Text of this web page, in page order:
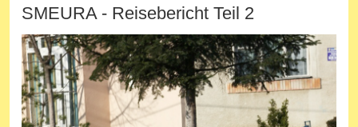
SMEURA - Reisebericht Teil 2